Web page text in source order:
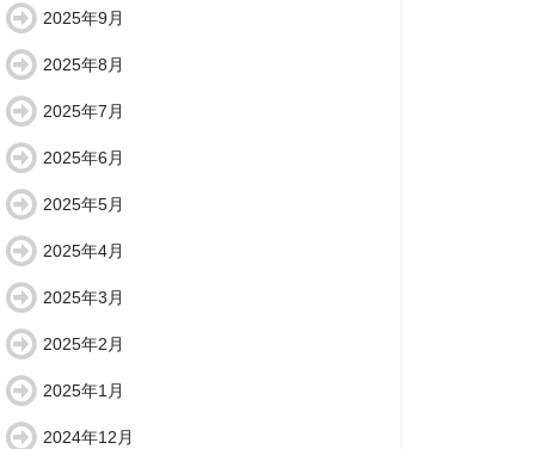
2025年9月
2025年8月
2025年7月
2025年6月
2025年5月
2025年4月
2025年3月
2025年2月
2025年1月
2024年12月